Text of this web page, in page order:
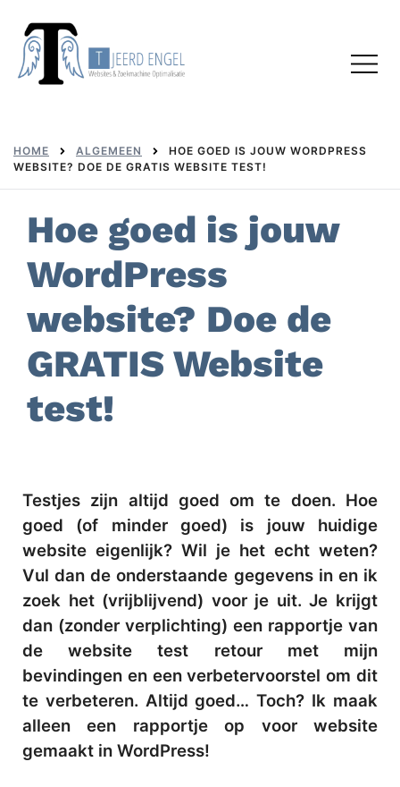
content
menu
HOME ALGEMEEN
HOE GOED IS JOUW WORDPRESS
WEBSITE? DOE DE GRATIS WEBSITE TEST!
Hoe goed is jouw
WordPress
website? Doe de
GRATIS Website
test!
Testjes zijn altijd goed om te doen. Hoe
goed (of minder goed) is jouw huidige
website eigenlijk? Wil je het echt weten?
Vul dan de onderstaande gegevens in en ik
zoek het (vrijblijvend) voor je uit.Je krijgt
dan (zonder verplichting) een rapportje van
de website test retour met mijn
bevindingen en een verbetervoorstel om dit
te verbeteren. Altijd goed… Toch? Ik maak
alleen een rapportje op voor website
gemaakt in WordPress!